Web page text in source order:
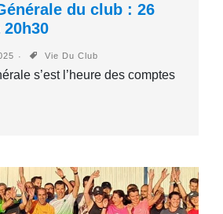
du club : 26
Vie Du Club
s’est l’heure des comptes